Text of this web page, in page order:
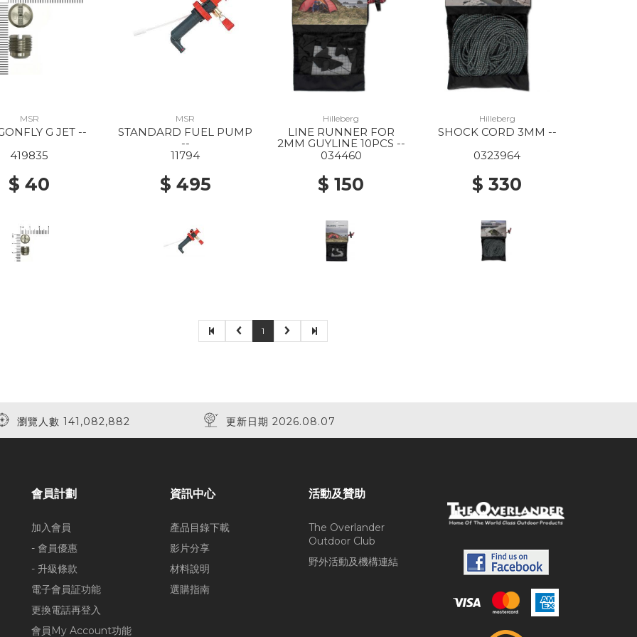
MSR
G JET --
419835
$ 40
MSR
STANDARD FUEL PUMP
--
11794
$ 495
Hilleberg
LINE RUNNER FOR
2MM GUYLINE 10PCS --
034460
$ 150
Hilleberg
SHOCK CORD 3MM --
0323964
$ 330
1
瀏覽人數 141,082,882 更新日期 2026.08.07
會員計劃
加入會員
- 會員優惠
- 升級條款
電子會員証功能
更換電話再登入
會員My Account功能
資訊中心
產品目錄下載
影片分享
材料說明
選購指南
活動及贊助
The Overlander
Outdoor Club
野外活動及機構連結